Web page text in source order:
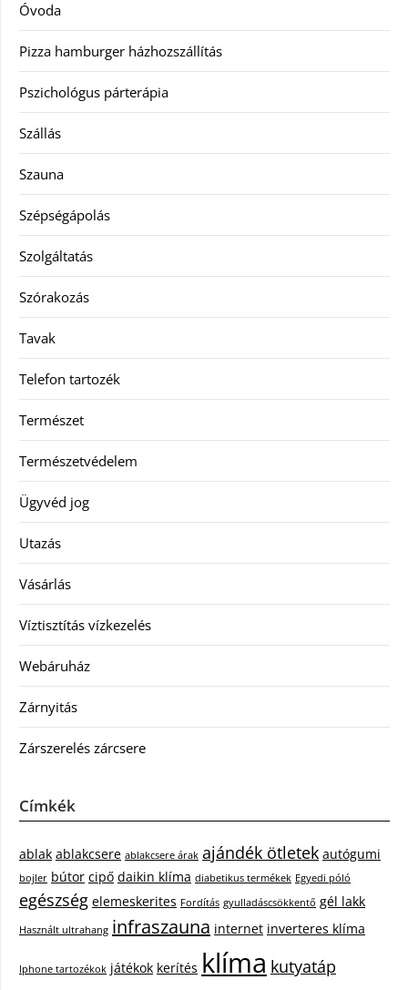
Óvoda
Pizza hamburger házhozszállítás
Pszichológus párterápia
Szállás
Szauna
Szépségápolás
Szolgáltatás
Szórakozás
Tavak
Telefon tartozék
Természet
Természetvédelem
Ügyvéd jog
Utazás
Vásárlás
Víztisztítás vízkezelés
Webáruház
Zárnyitás
Zárszerelés zárcsere
Címkék
ablak ablakcsere ablakcsere árak ajándék ötletek autógumi
bojler bútor cipő daikin klíma diabetikus termékek Egyedi póló
egészség elemeskerites Fordítás gyulladáscsökkentő gél lakk
Használt ultrahang infraszauna internet inverteres klíma
Iphone tartozékok játékok kerítés klíma kutyatáp